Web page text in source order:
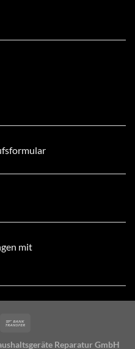
mit
Reparatur GmbH